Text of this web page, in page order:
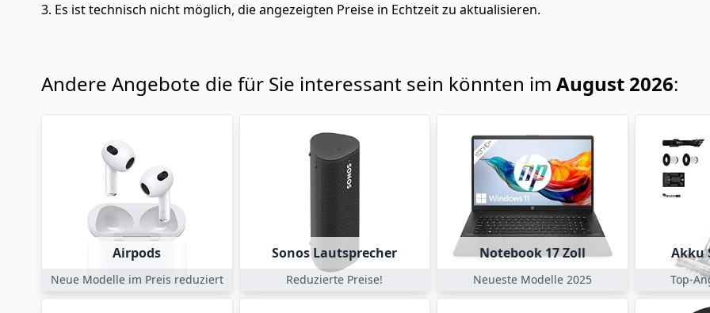
3. Es ist technisch nicht möglich, die angezeigten Preise in Echtzeit zu aktualisieren.
Andere Angebote die für Sie interessant sein könnten im August 2026:
Airpods
Neue Modelle im Preis reduziert
Sonos Lautsprecher
Reduzierte Preise!
Notebook 17 Zoll
Neueste Modelle 2025
Akku
Top-